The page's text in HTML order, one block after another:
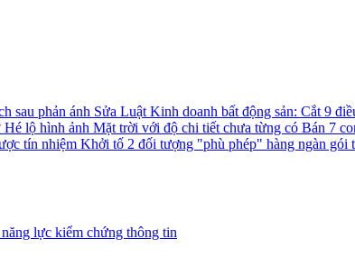
sau phản ánh Sửa Luật Kinh doanh bất động sản: Cắt 9
Hé lộ hình ảnh Mặt trời với độ chi tiết chưa từng có Bán 7
tín nhiệm Khởi tố 2 đối tượng "phù phép" hàng ngàn gói